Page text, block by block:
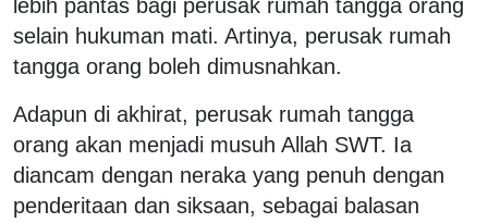
lebih pantas bagi perusak rumah tangga orang
selain hukuman mati. Artinya, perusak rumah
tangga orang boleh dimusnahkan.
Adapun di akhirat, perusak rumah tangga
orang akan menjadi musuh Allah SWT. Ia
diancam dengan neraka yang penuh dengan
penderitaan dan siksaan, sebagai balasan